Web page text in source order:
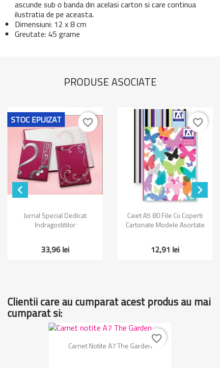
ascunde sub o banda din acelasi carton si care continua
ilustratia de pe aceasta.
Dimensiuni: 12 x 8 cm
Greutate: 45 grame
PRODUSE ASOCIATE

Jurnal Special Dedicat
Indragostitilor
33,96 lei
STOC EPUIZAT favorite_border
Caiet A5 80 File Cu Coperti
Cartonate Modele Asortate
12,91 lei
favorite_border

Clientii care au cumparat acest produs au mai
cumparat si:
Carnet Notite A7 The Garden
favorite_border